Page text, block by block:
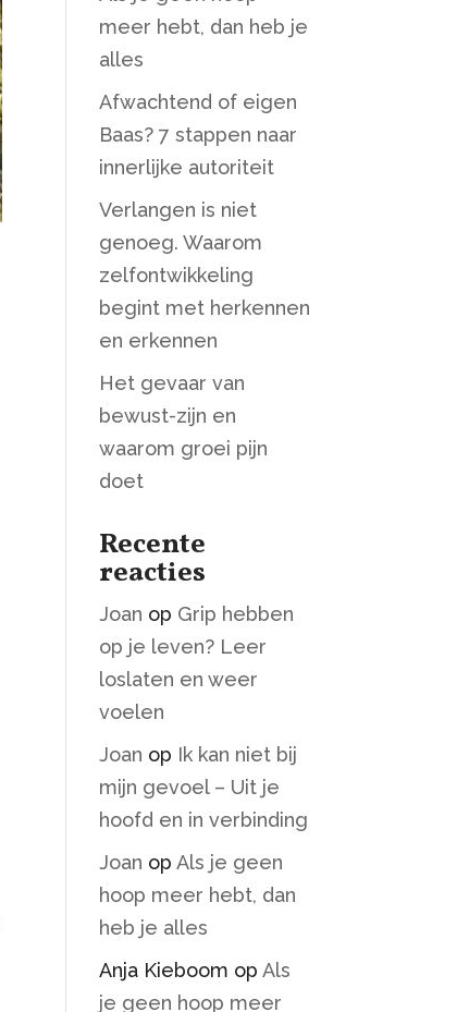
meer hebt, dan heb je
alles
Afwachtend of eigen
Baas? 7 stappen naar
innerlijke autoriteit
Verlangen is niet
genoeg. Waarom
zelfontwikkeling
begint met herkennen
en erkennen
Het gevaar van
bewust-zijn en
waarom groei pijn
doet
Recente
reacties
Joan op Grip hebben
op je leven? Leer
loslaten en weer
voelen
Joan op Ik kan niet bij
mijn gevoel – Uit je
hoofd en in verbinding
Joan opAls je geen
hoop meer hebt, dan
heb je alles
Anja Kieboom opAls
je geen hoop meer